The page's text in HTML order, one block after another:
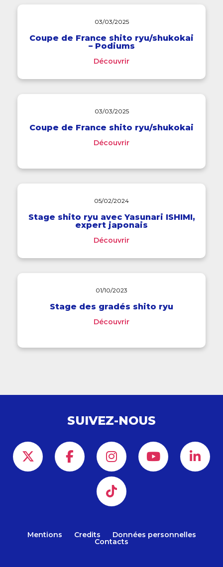
03/03/2025
Coupe de France shito ryu/shukokai
– Podiums
Découvrir
03/03/2025
Coupe de France shito ryu/shukokai
Découvrir
05/02/2024
Stage shito ryu avec Yasunari ISHIMI,
expert japonais
Découvrir
01/10/2023
Stage des gradés shito ryu
Découvrir
SUIVEZ-NOUS
Mentions Credits Données personnelles
Contacts